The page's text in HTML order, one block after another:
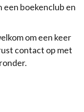
een boekenclub en
om een keer
contact op met